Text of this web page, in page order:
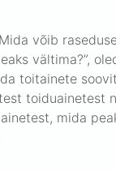
võib
vältima?”,
toitainete
toiduainetest
mida